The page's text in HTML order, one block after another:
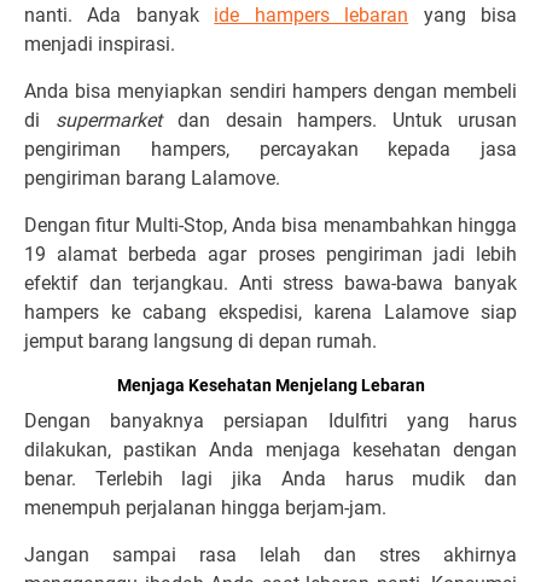
nanti. Ada banyak ide hampers lebaran yang bisa
menjadi inspirasi.
Anda bisa menyiapkan sendiri hampers dengan membeli
di supermarket dan desain hampers. Untuk urusan
pengiriman hampers, percayakan kepada jasa
pengiriman barang Lalamove.
Dengan fitur Multi-Stop, Anda bisa menambahkan hingga
19 alamat berbeda agar proses pengiriman jadi lebih
efektif dan terjangkau. Anti stress bawa-bawa banyak
hampers ke cabang ekspedisi, karena Lalamove siap
jemput barang langsung di depan rumah.
Menjaga Kesehatan Menjelang Lebaran
Dengan banyaknya persiapan Idulfitri yang harus
dilakukan, pastikan Anda menjaga kesehatan dengan
benar. Terlebih lagi jika Anda harus mudik dan
menempuh perjalanan hingga berjam-jam.
Jangan sampai rasa lelah dan stres akhirnya